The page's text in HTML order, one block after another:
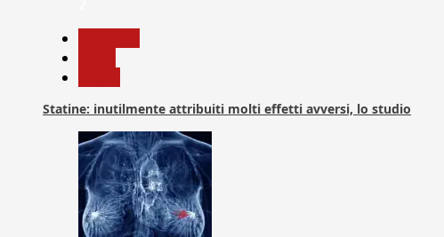
Statine: inutilmente attribuiti molti effetti avversi, lo studio